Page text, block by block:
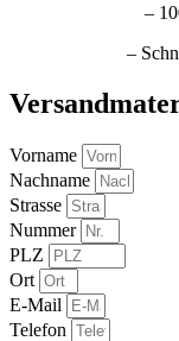
–
–
Vorname
Nachname
Strasse
Nummer
PLZ
Ort
E-Mail
Telefon